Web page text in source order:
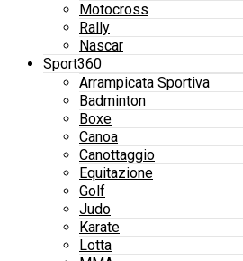
Motocross
Rally
Nascar
Sport360
Arrampicata Sportiva
Badminton
Boxe
Canoa
Canottaggio
Equitazione
Golf
Judo
Karate
Lotta